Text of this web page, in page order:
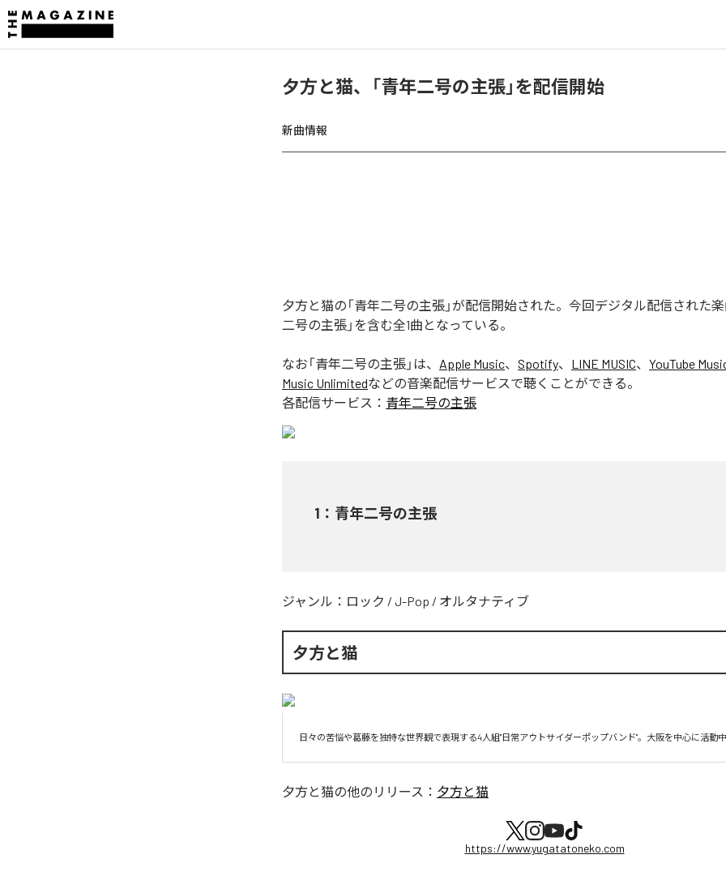
夕方と猫、「青年二号の主張」を配信開始
新曲情報
夕方と猫の「青年二号の主張」が配信開始された。今回デジタル配信された楽
二号の主張」を含む全1曲となっている。
なお「青年二号の主張 」は、 Apple Music、 Spotify、 LINE MUSIC、 YouTube
Music Unlimitedなどの音楽配信サービスで聴くことができる。
各配信サービス： 青年二号の主張
1 ： 青年二号の主張
ジャンル： ロック / J-Pop / オルタナティブ
夕方と猫
日々の苦悩や葛藤を独特な世界観で表現する4人組"日常アウトサイダーポップバンド"。大阪を中心に活動
夕方と猫の他のリリース： 夕方と猫
https://www.yugatatoneko.com